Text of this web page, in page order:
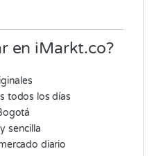
en iMarkt.co?
todos los días
sencilla
diario